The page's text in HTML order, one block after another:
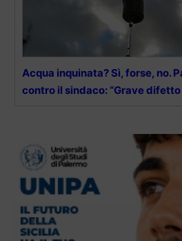
Acqua inquinata? Sì, forse, no.
contro il sindaco: “Grave